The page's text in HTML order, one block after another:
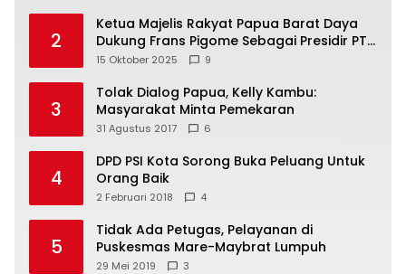
2
Ketua Majelis Rakyat Papua Barat Daya
Dukung Frans Pigome Sebagai Presidir PT
Freeport Indonesia
15 Oktober 2025 9
3
Tolak Dialog Papua, Kelly Kambu:
Masyarakat Minta Pemekaran
31 Agustus 2017 6
4
DPD PSI Kota Sorong Buka Peluang Untuk
Orang Baik
2 Februari 2018 4
5
Tidak Ada Petugas, Pelayanan di
Puskesmas Mare-Maybrat Lumpuh
29 Mei 2019 3